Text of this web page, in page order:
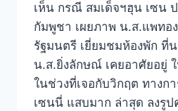
เห็น กรณี สมเด็จฯฮุน เซน
กัมพูชา เผยภาพ น.ส.แพทอ
รัฐมนตรี เยี่ยมชมห้องพัก ที่
น.ส.ยิ่งลักษณ์ เคยอาศัยอยู่
ในช่วงที่เจอกับวิกฤต ทางก
เซนนี่ แสบมาก ล่าสุด ลงรูป